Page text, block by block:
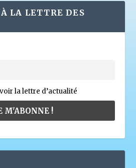
LA LETTRE DES
la lettre d’actualité